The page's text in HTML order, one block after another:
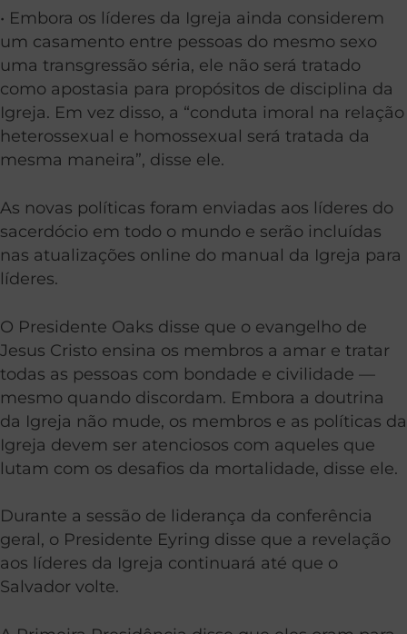
• Embora os líderes da Igreja ainda considerem
um casamento entre pessoas do mesmo sexo
uma transgressão séria, ele não será tratado
como apostasia para propósitos de disciplina da
Igreja. Em vez disso, a “conduta imoral na relação
heterossexual e homossexual será tratada da
mesma maneira”, disse ele.
As novas políticas foram enviadas aos líderes do
sacerdócio em todo o mundo e serão incluídas
nas atualizações online do manual da Igreja para
líderes.
O Presidente Oaks disse que o evangelho de
Jesus Cristo ensina os membros a amar e tratar
todas as pessoas com bondade e civilidade —
mesmo quando discordam. Embora a doutrina
da Igreja não mude, os membros e as políticas da
Igreja devem ser atenciosos com aqueles que
lutam com os desafios da mortalidade, disse ele.
Durante a sessão de liderança da conferência
geral, o Presidente Eyring disse que a revelação
aos líderes da Igreja continuará até que o
Salvador volte.